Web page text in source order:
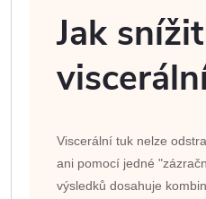
Jak snížit
Viscerální tuk nelze
ani pomocí jedné
výsledků dosahuje